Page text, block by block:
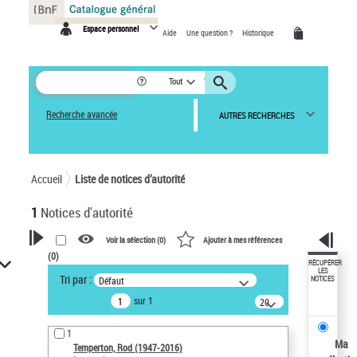
Espace personnel Aide Une question ? Historique
Tout
Recherche avancée AUTRES RECHERCHES
Accueil Liste de notices d’autorité
1 Notices d'autorité
VOTRE RECHERCHE
Recherche avancée dans les
notices d’autorité
Œuvres liées à l'auteur :
Temperton, Rod (1947-2016)
Voir la sélection (0) Ajouter à mes références
(0)
Tri par : Défaut
sur 1
20
résultats/page
1
Temperton, Rod (1947-2016)
RÉCUPÉRER
LES
NOTICES
Ma
Panneau de gestion des cookies